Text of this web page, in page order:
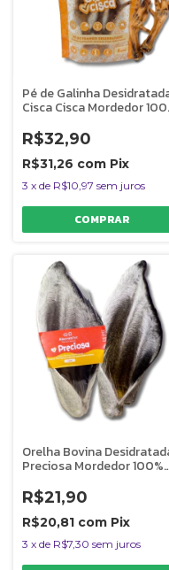
Pé de Galinha
Cisca Cisca Mordedor
Unidades AlecrimPet
R$32,90
R$31,26 com Pix
3 x de R$10,97 sem juros
Orelha Bovina
Preciosa Mordedor 100%
AlecrimPet
R$21,90
R$20,81 com Pix
3 x de R$7,30 sem juros